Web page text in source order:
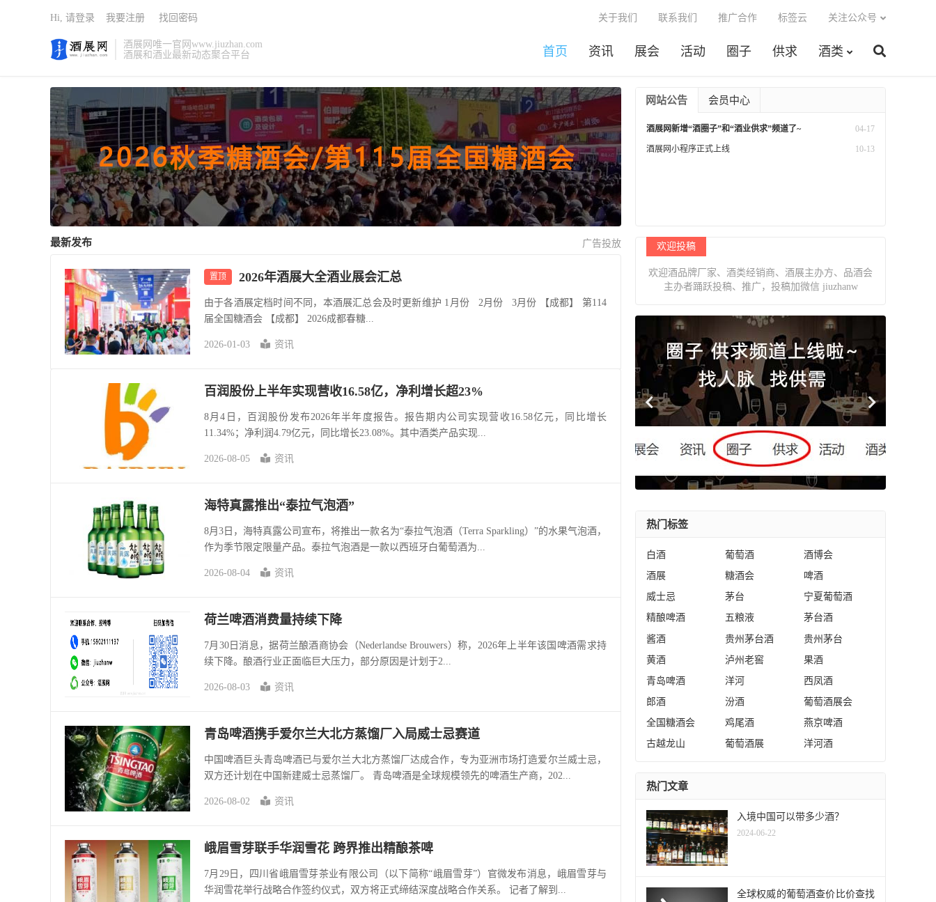
酒展网唯一官网www.jiuzhan.com
酒展和酒业最新动态聚合平台
首页 资讯 展会 活动 圈子 供求 酒类
关于我们 联系我们 推广合作 标签云 关注公众号
Hi, 请登录 我要注册 找回密码
最新发布 广告投放
置顶 2026年酒展大全酒业展会汇总
由于各酒展定档时间不同，本酒展汇总会及时更新维护 1月份 2月份 3月份 【成都】 第114
届全国糖酒会 【成都】 2026成都春糖...
2026-01-03 资讯
百润股份上半年实现营收16.58亿，净利增长超23%
8月4日，百润股份发布2026年半年度报告。报告期内公司实现营收16.58亿元，同比增长
11.34%；净利润4.79亿元，同比增长23.08%。其中酒类产品实现...
2026-08-05 资讯
海特真露推出“泰拉气泡酒”
8月3日，海特真露公司宣布，将推出一款名为“泰拉气泡酒（Terra Sparkling）”的水果气泡酒，
作为季节限定限量产品。泰拉气泡酒是一款以西班牙白葡萄酒为...
2026-08-04 资讯
荷兰啤酒消费量持续下降
7月30日消息，据荷兰酿酒商协会（Nederlandse Brouwers）称，2026年上半年该国啤酒需求持
续下降。酿酒行业正面临巨大压力，部分原因是计划于2...
2026-08-03 资讯
青岛啤酒携手爱尔兰大北方蒸馏厂入局威士忌赛道
中国啤酒巨头青岛啤酒已与爱尔兰大北方蒸馏厂达成合作，专为亚洲市场打造爱尔兰威士忌，
双方还计划在中国新建威士忌蒸馏厂。 青岛啤酒是全球规模领先的啤酒生产商，202...
2026-08-02 资讯
峨眉雪芽联手华润雪花 跨界推出精酿茶啤
7月29日，四川省峨眉雪芽茶业有限公司（以下简称“峨眉雪芽”）官微发布消息，峨眉雪芽与
华润雪花举行战略合作签约仪式，双方将正式缔结深度战略合作关系。 记者了解到...
网站公告 会员中心
04-17
酒展网新增“酒圈子”和“酒业供求”频道了~
10-13
酒展网小程序正式上线
欢迎投稿
欢迎酒品牌厂家、酒类经销商、酒展主办方、品酒会
主办者踊跃投稿、推广，投稿加微信 jiuzhanw
热门标签
白酒 葡萄酒 酒博会
酒展 糖酒会 啤酒
威士忌 茅台 宁夏葡萄酒
精酿啤酒 五粮液 茅台酒
酱酒 贵州茅台酒 贵州茅台
黄酒 泸州老窖 果酒
青岛啤酒 洋河 西凤酒
郎酒 汾酒 葡萄酒展会
全国糖酒会 鸡尾酒 燕京啤酒
古越龙山 葡萄酒展 洋河酒
热门文章
入境中国可以带多少酒？
2024-06-22
全球权威的葡萄酒查价比价查找